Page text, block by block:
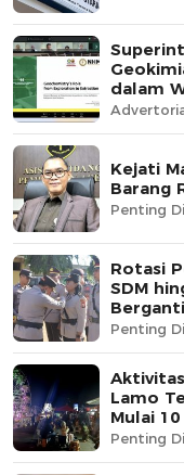
dalam
Kejati
Barang
Penting
Rotasi
SDM
Berganti
Penting
Lamo
Mulai
Penting